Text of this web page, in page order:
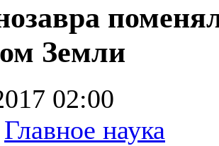
Земли
02:00
Главное наука